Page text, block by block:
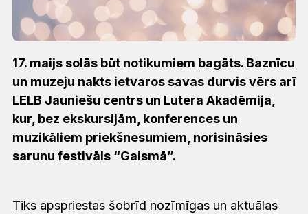
17. maijs solās būt notikumiem bagāts. Baznīcu
un muzeju nakts ietvaros savas durvis vērs arī
LELB Jauniešu centrs un Lutera Akadēmija,
kur, bez ekskursijām, konferences un
muzikāliem priekšnesumiem, norisināsies
sarunu festivāls “Gaismā”.
Tiks apspriestas šobrīd nozīmīgas un aktuālas